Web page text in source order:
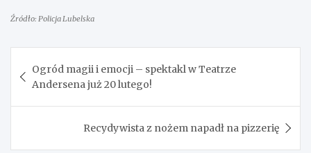
Źródło: Policja Lubelska
wpisu
Ogród magii i emocji – spektakl w Teatrze
Andersena już 20 lutego!
Recydywista z nożem napadł na pizzerię